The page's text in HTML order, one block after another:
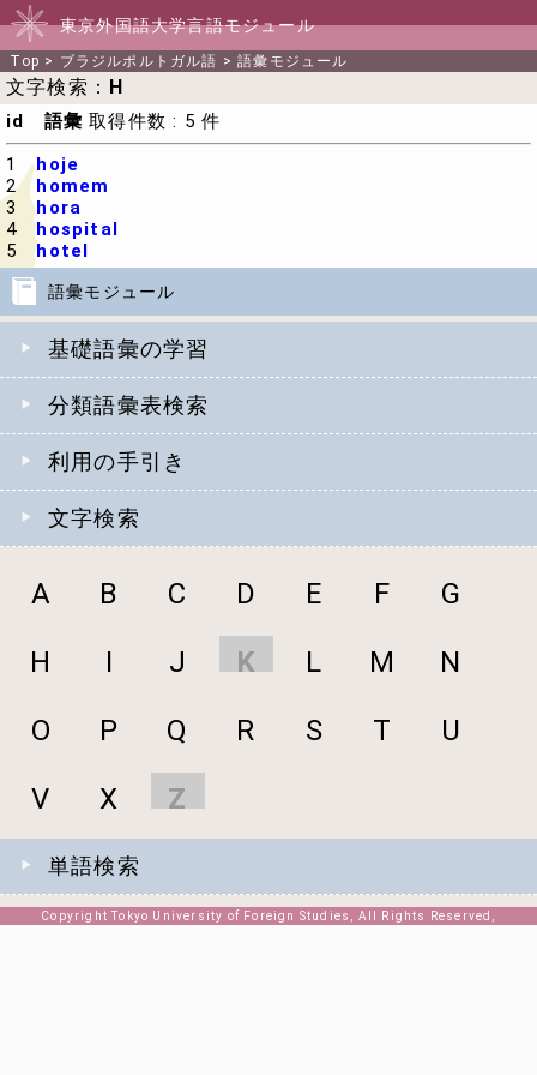
東京外国語大学言語モジュール
Top > ブラジルポルトガル語 >語彙モジュール
語彙モジュール
基礎語彙の学習
分類語彙表検索
利用の手引き
文字検索
A B C D E F G
H I J K L M N
O P Q R S T U
V X Z
単語検索
文字検索： H
id 語彙 取得件数 : 5 件
1hoje
2 homem
3hora
4hospital
5hotel
Copyright Tokyo University of Foreign Studies, All Rights Reserved,